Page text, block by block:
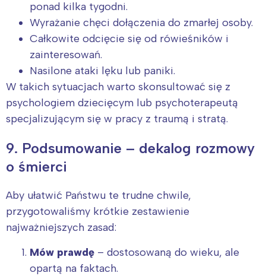
ponad kilka tygodni.
Wyrażanie chęci dołączenia do zmarłej osoby.
Całkowite odcięcie się od rówieśników i
zainteresowań.
Nasilone ataki lęku lub paniki.
W takich sytuacjach warto skonsultować się z
psychologiem dziecięcym lub psychoterapeutą
specjalizującym się w pracy z traumą i stratą.
9. Podsumowanie – dekalog rozmowy
o śmierci
Aby ułatwić Państwu te trudne chwile,
przygotowaliśmy krótkie zestawienie
najważniejszych zasad:
Mów prawdę – dostosowaną do wieku, ale
opartą na faktach.